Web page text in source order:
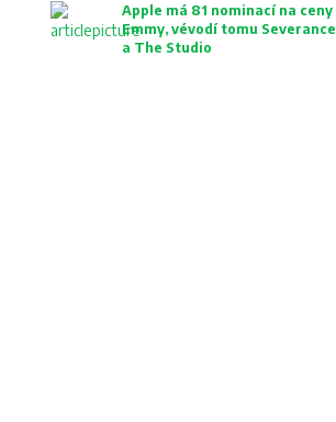
Apple má 81 nominací na ceny
Emmy, vévodí tomu Severance
a The Studio